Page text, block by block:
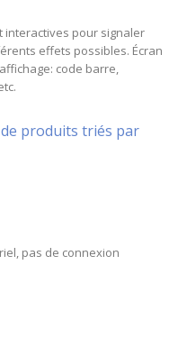
interactives pour signaler
effets possibles. Écran
code barre,
produits triés par
pas de connexion